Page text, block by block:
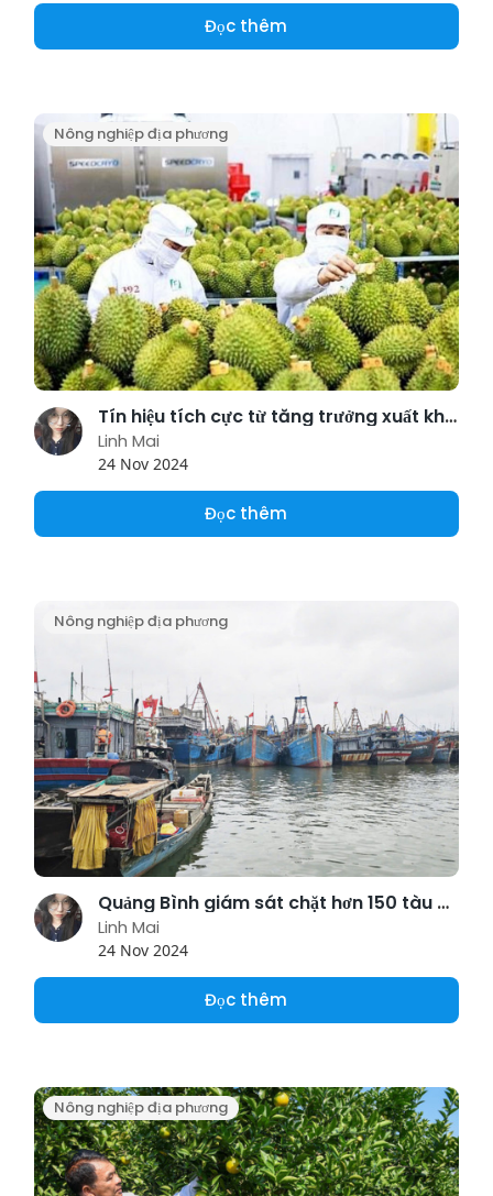
Đọc thêm
Nông nghiệp địa phương
Tín hiệu tích cực từ tăng trưởng xuất khẩu nông sản
Linh Mai
24 Nov 2024
Đọc thêm
Nông nghiệp địa phương
Quảng Bình giám sát chặt hơn 150 tàu cá của một số tỉnh vào tránh bão
Linh Mai
24 Nov 2024
Đọc thêm
Nông nghiệp địa phương